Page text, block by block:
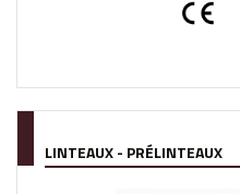
LINTEAUX - PRÉLINTEAUX